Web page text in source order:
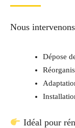
Nous
Dépose
Idéal pour